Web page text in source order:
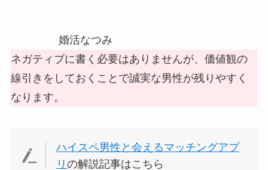
婚活なつみ
ネガティブに書く必要はありませんが、価値観の
線引きをしておくことで誠実な男性が残りやすく
なります。
ハイスペ男性と会えるマッチングアプ
リの解説記事はこちら